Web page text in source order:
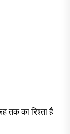
तक का रिश्ता है